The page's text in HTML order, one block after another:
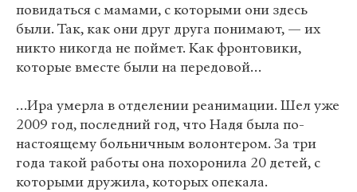
повидаться с мамами, с которыми они здесь
были. Так, как они друг друга понимают, — их
никто никогда не поймет. Как фронтовики,
которые вместе были на передовой…
…Ира умерла в отделении реанимации. Шел уже
2009 год, последний год, что Надя была по-
настоящему больничным волонтером. За три
года такой работы она похоронила 20 детей, с
которыми дружила, которых опекала.